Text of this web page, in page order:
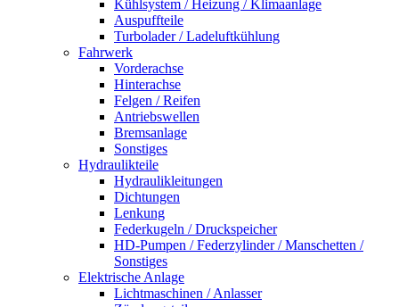
Kühlsystem / Heizung / Klimaanlage
Auspuffteile
Turbolader / Ladeluftkühlung
Fahrwerk
Vorderachse
Hinterachse
Felgen / Reifen
Antriebswellen
Bremsanlage
Sonstiges
Hydraulikteile
Hydraulikleitungen
Dichtungen
Lenkung
Federkugeln / Druckspeicher
HD-Pumpen / Federzylinder / Manschetten /
Sonstiges
Elektrische Anlage
Lichtmaschinen / Anlasser